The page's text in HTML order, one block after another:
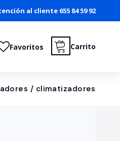
al cliente 655 84 59 92
Favoritos Carrito
/ climatizadores